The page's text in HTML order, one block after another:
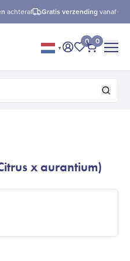
achteraf Gratis verzending vanaf
▼ Mijn account
Mijn
0 0
x aurantium)